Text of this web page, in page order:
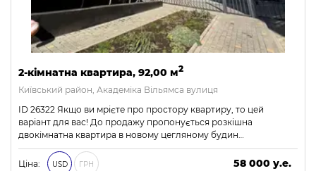
2-кімнатна квартира, 92,00 м2
Київський район, Академіка Вільямса вулиця
ID 26322 Якщо ви мрієте про простору квартиру, то цей
варіант для вас! До продажу пропонується розкішна
двокімнатна квартира в новому цегляному будин…
Ціна: USD ГРН
58 000 у.е.